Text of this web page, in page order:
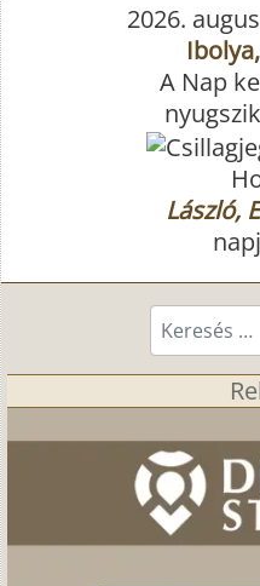
2026.
A Nap
László,
Keresés...